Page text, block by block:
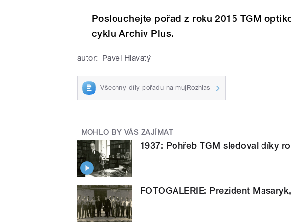
Poslouchejte pořad z roku 2015 TGM
cyklu Archiv Plus.
autor: Pavel Hlavatý
Všechny díly pořadu na mujRozhlas
MOHLO BY VÁS ZAJÍMAT
1937: Pohřeb TGM sledoval díky
FOTOGALERIE: Prezident